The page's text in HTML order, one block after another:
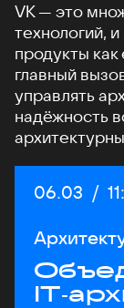
VK — это
технологий,
продукты
главный
управлять
надёжность
Дата:
06.03 /